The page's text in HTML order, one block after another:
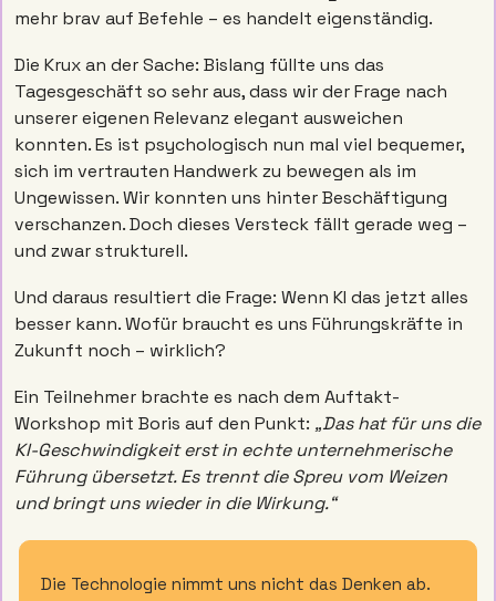
mehr brav auf Befehle – es handelt eigenständig.
Die Krux an der Sache: Bislang füllte uns das
Tagesgeschäft so sehr aus, dass wir der Frage nach
unserer eigenen Relevanz elegant ausweichen
konnten. Es ist psychologisch nun mal viel bequemer,
sich im vertrauten Handwerk zu bewegen als im
Ungewissen. Wir konnten uns hinter Beschäftigung
verschanzen. Doch dieses Versteck fällt gerade weg –
und zwar strukturell.
Und daraus resultiert die Frage: Wenn KI das jetzt alles
besser kann. Wofür braucht es uns Führungskräfte in
Zukunft noch – wirklich?
Ein Teilnehmer brachte es nach dem Auftakt-
Workshop mit Boris auf den Punkt: „Das hat für uns die
KI-Geschwindigkeit erst in echte unternehmerische
Führung übersetzt. Es trennt die Spreu vom Weizen
und bringt uns wieder in die Wirkung.“
Die Technologie nimmt uns nicht das Denken ab.